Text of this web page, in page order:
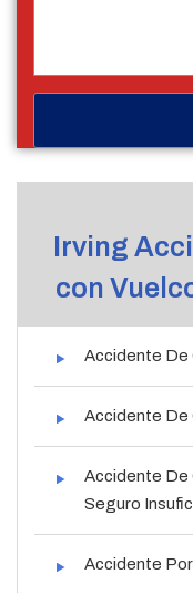
Irving
con
Accidente De
Accidente De
Accidente De
Seguro
Accidente